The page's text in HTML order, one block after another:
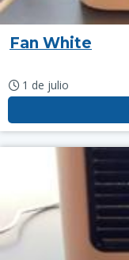
Fan White
1 de julio